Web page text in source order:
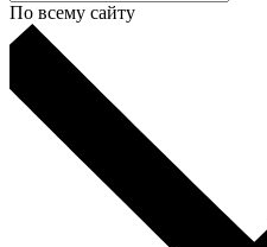
По всему сайту